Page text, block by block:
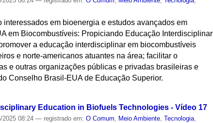
em bioenergia e estudos avançados em
em Biocombustíveis: Propiciando Educação Interdisciplinar
a educação interdisciplinar em biocombustíveis
e norte-americanos atuantes na área; facilitar o
e outras organizações públicas e privadas brasileiras e
Conselho Brasil-EUA de Educação Superior.
Education in Biofuels Technologies - Vídeo 17
2025 08:24— registrado em:O Comum, Meio Ambiente,Tecnologia,